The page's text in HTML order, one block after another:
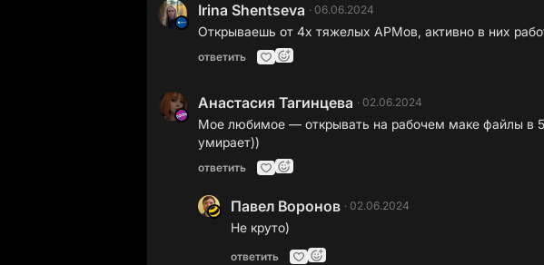
Irina Shentseva · 06.06.2024
Открываешь от 4х тяжелых АРМов, активно в них
ответить
Анастасия Тагинцева · 02.06.2024
Мое любимое — открывать на рабочем маке файлы в
умирает))
ответить
Павел Воронов · 02.06.2024
Не круто)
ответить